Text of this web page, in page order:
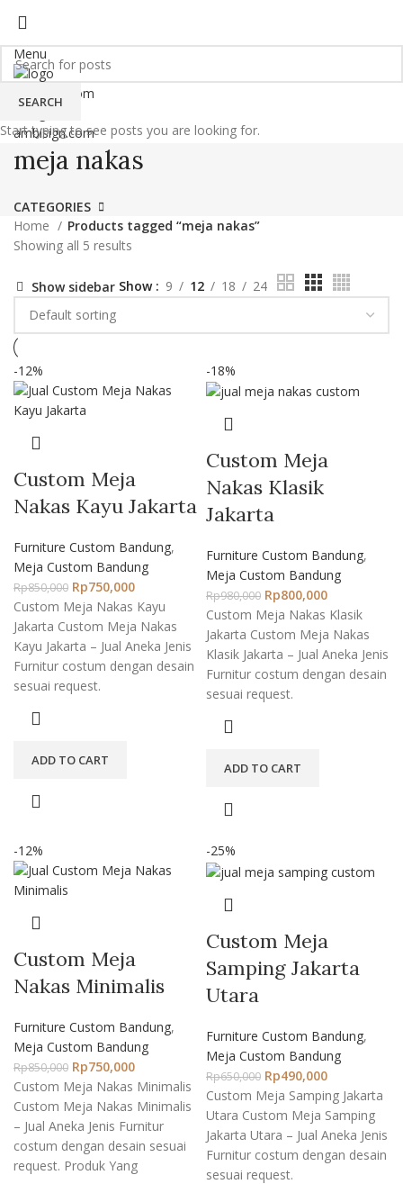
Menu
meja nakas
CATEGORIES
Home
Products tagged “meja nakas”
Showing all 5 results
Show sidebar Show 9 12 18 24
-12%
Custom Meja
Nakas Kayu Jakarta
Furniture Custom Bandung,
Meja Custom Bandung
Rp850,000 Rp750,000
Custom Meja Nakas Kayu
Jakarta Custom Meja Nakas
Kayu Jakarta – Jual Aneka Jenis
Furnitur costum dengan desain
sesuai request.
ADD TO CART
-18%
Custom Meja
Nakas Klasik
Jakarta
Furniture Custom Bandung,
Meja Custom Bandung
Rp980,000 Rp800,000
Custom Meja Nakas Klasik
Jakarta Custom Meja Nakas
Klasik Jakarta – Jual Aneka Jenis
Furnitur costum dengan desain
sesuai request.
ADD TO CART
-12%
Custom Meja
Nakas Minimalis
Furniture Custom Bandung,
Meja Custom Bandung
Rp850,000 Rp750,000
Custom Meja Nakas Minimalis
Custom Meja Nakas Minimalis
– Jual Aneka Jenis Furnitur
costum dengan desain sesuai
request. Produk Yang
-25%
Custom Meja
Samping Jakarta
Utara
Furniture Custom Bandung,
Meja Custom Bandung
Rp650,000 Rp490,000
Custom Meja Samping Jakarta
Utara Custom Meja Samping
Jakarta Utara – Jual Aneka Jenis
Furnitur costum dengan desain
sesuai request.
SEARCH
Start typing to see posts you are looking for.